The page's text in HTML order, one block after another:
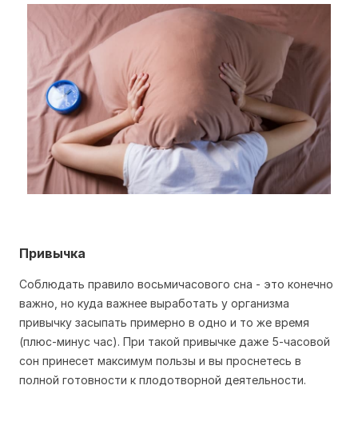
Привычка
Соблюдать правило восьмичасового сна - это конечно
важно, но куда важнее выработать у организма
привычку засыпать примерно в одно и то же время
(плюс-минус час). При такой привычке даже 5-часовой
сон принесет максимум пользы и вы проснетесь в
полной готовности к плодотворной деятельности.